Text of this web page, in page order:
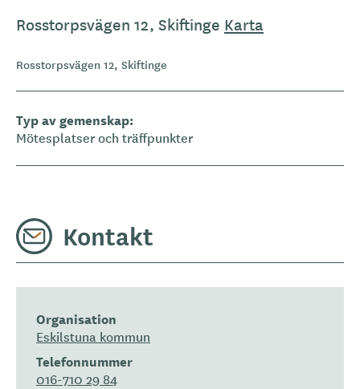
Rosstorpsvägen 12, Skiftinge Karta
Rosstorpsvägen 12, Skiftinge
Typ av gemenskap
Mötesplatser och träffpunkter
Kontakt
Organisation
Eskilstuna kommun
Telefonnummer
016-710 29 84